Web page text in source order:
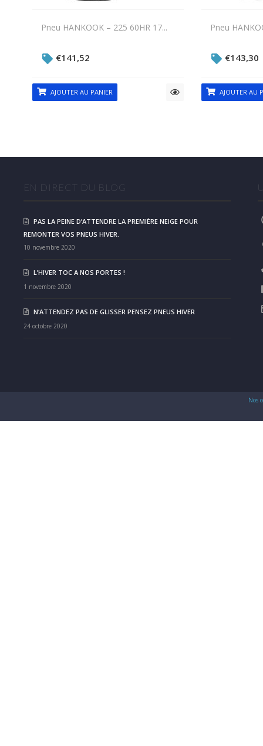
Pneu HANKOOK – 225 60HR 17...
€141,52
AJOUTER AU PANIER
Pneu
€143,30
AJOUTER AU
EN DIRECT DU BLOG
PAS LA PEINE D’ATTENDRE LA PREMIÈRE NEIGE POUR
REMONTER VOS PNEUS HIVER.
10 novembre 2020
L’HIVER TOC A NOS PORTES !
1 novembre 2020
N’ATTENDEZ PAS DE GLISSER PENSEZ PNEUS HIVER
24 octobre 2020
Nos